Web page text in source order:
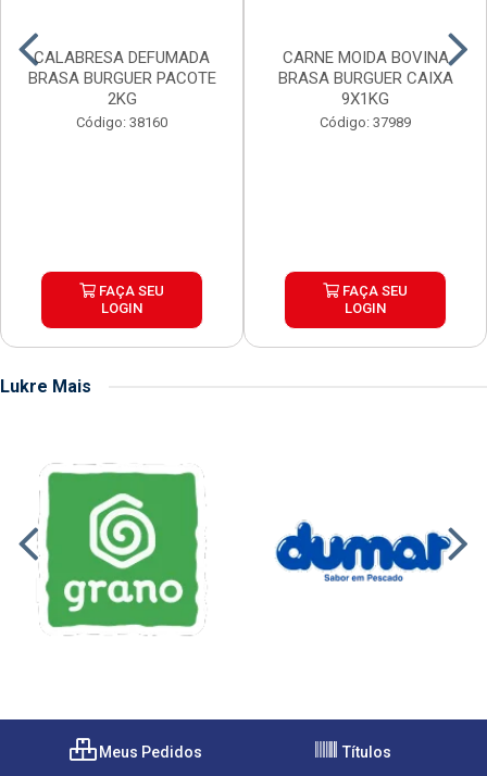
CALABRESA DEFUMADA
BRASA BURGUER PACOTE
2KG
Código: 38160
FAÇA SEU
LOGIN
CARNE MOIDA BOVINA
BRASA BURGUER CAIXA
9X1KG
Código: 37989
FAÇA SEU
LOGIN
Lukre Mais
Meus Pedidos Títulos